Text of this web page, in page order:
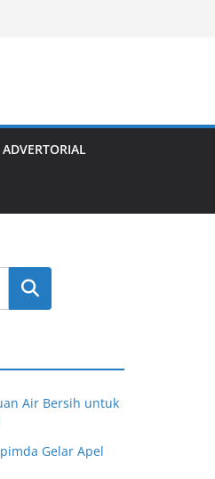
ADVERTORIAL
Cari
Air Bersih untuk
Gelar Apel